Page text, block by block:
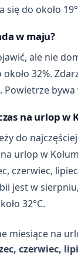
do około
w maju?
ale nie
32%.
Powietrze
na urlop w
do
urlop w
czerwiec,
jest w
32°C.
miesiące na
czerwiec,